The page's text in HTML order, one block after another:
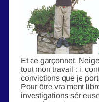
Et ce garçonnet,
tout mon travail : il
convictions que je
Pour être vraiment
investigations